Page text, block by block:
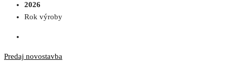
2026
Rok výroby
Predaj novostavba